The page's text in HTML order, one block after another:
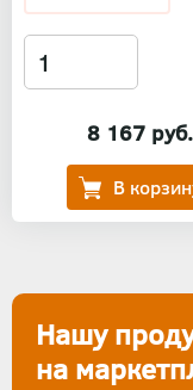
8 167 руб.
Нашу
на